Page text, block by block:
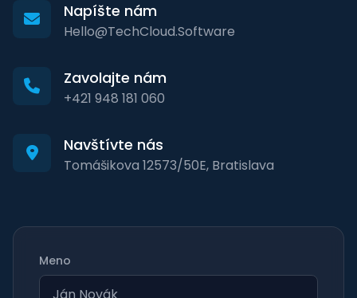
Napíšte nám
Hello@TechCloud.Software
Zavolajte nám
+421 948 181 060
Navštívte nás
Tomášikova 12573/50E, Bratislava
Meno